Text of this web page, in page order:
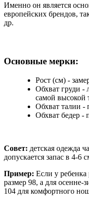
Именно он является
европейских брендов,
др.
Основные мерки:
Рост (см) -
Обхват груди -
самой высокой
Обхват талии -
Обхват бедер -
Совет: детская одежда
допускается запас в 4-6
Пример: Если у ребенка
размер 98, а для
104 для комфортного